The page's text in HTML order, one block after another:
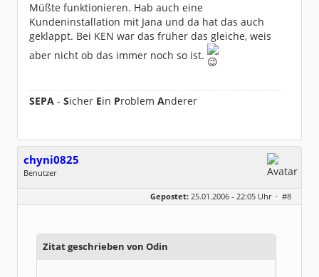
Müßte funktionieren. Hab auch eine
Kundeninstallation mit Jana und da hat das auch
geklappt. Bei KEN war das früher das gleiche, weis
aber nicht ob das immer noch so ist.
SEPA - Sicher Ein Problem Anderer
chyni0825
Benutzer
Beiträge:
5
Gepostet: 25.01.2006 - 22:05 Uhr · #8
Zitat geschrieben von Odin